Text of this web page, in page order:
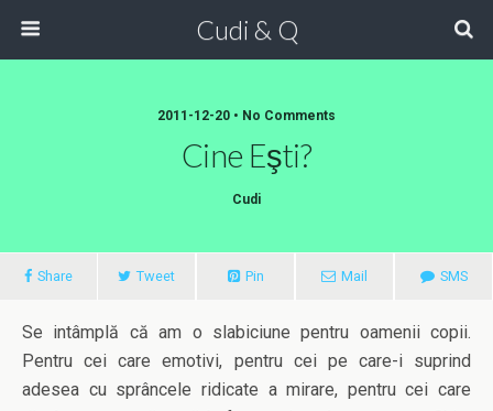
Cudi & Q
2011-12-20 • No Comments
Cine Eşti?
Cudi
Share Tweet Pin Mail SMS
Se intâmplă că am o slabiciune pentru oamenii copii.
Pentru cei care emotivi, pentru cei pe care-i suprind
adesea cu sprâncele ridicate a mirare, pentru cei care